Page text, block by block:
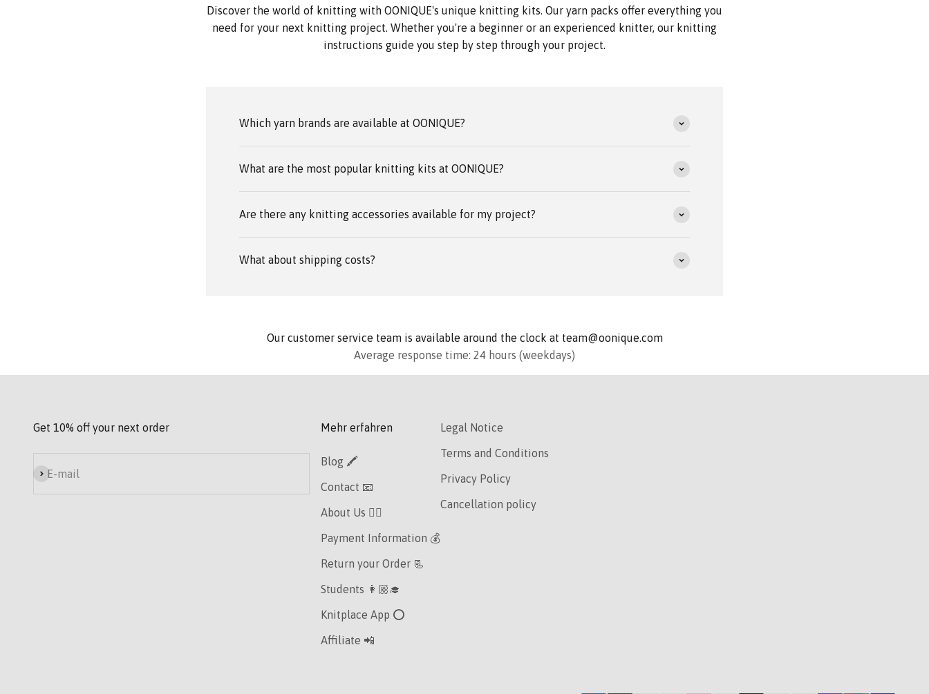
Discover the world of knitting with OONIQUE's unique knitting kits. Our yarn packs offer everything you
need for your next knitting project. Whether you're a beginner or an experienced knitter, our knitting
instructions guide you step by step through your project.
Which yarn brands are available at OONIQUE?
What are the most popular knitting kits at OONIQUE?
Are there any knitting accessories available for my project?
What about shipping costs?
Our customer service team is available around the clock at team@oonique.com
Average response time: 24 hours (weekdays)
Get 10% off your next order
E-mail
Subscribe
Mehr erfahren
Blog 🖍
Contact 📧
About Us 👯‍♀️
Payment Information 💰
Return your Order 📃
Students 👩🏼‍🎓
Knitplace App ⭕️
Affiliate 📲
Legal Notice
Terms and Conditions
Privacy Policy
Cancellation policy